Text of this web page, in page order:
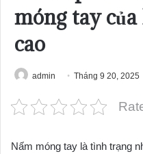
móng tay
cao
admin Tháng 9 20, 2025
Nấm móng tay là tình trạng